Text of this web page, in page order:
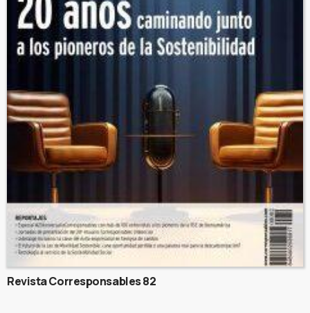
Revista Corresponsables 82